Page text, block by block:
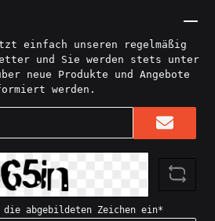
einfach unseren regelmäßig
und Sie werden stets unter
neue Produkte und Angebote
werden.
Adresse*
abgebildeten Zeichen ein*